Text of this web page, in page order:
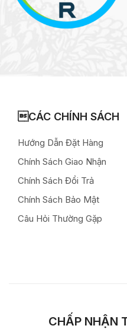
CÁC CHÍNH SÁCH
Hướng Dẫn Đặt Hàng
Chính Sách Giao Nhận
Chính Sách Đổi Trả
Chính Sách Bảo Mật
Câu Hỏi Thường Gặp
CHẤP NHẬN